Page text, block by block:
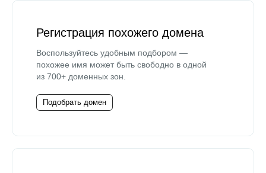
Регистрация похожего домена
Воспользуйтесь удобным подбором —
похожее имя может быть свободно в одной
из 700+ доменных зон.
Подобрать домен